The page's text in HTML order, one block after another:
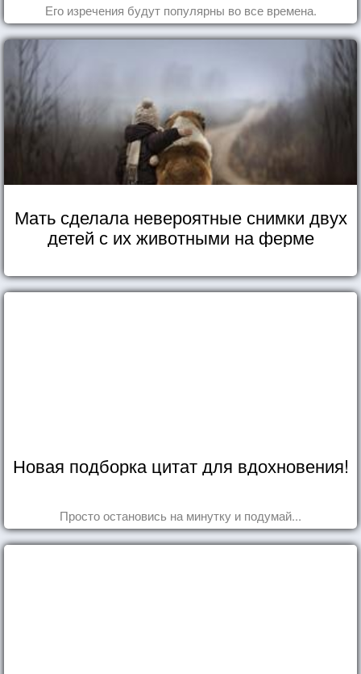
Его изречения будут популярны во все времена.
Мать сделала невероятные снимки двух
детей с их животными на ферме
Новая подборка цитат для вдохновения!
Просто остановись на минутку и подумай...